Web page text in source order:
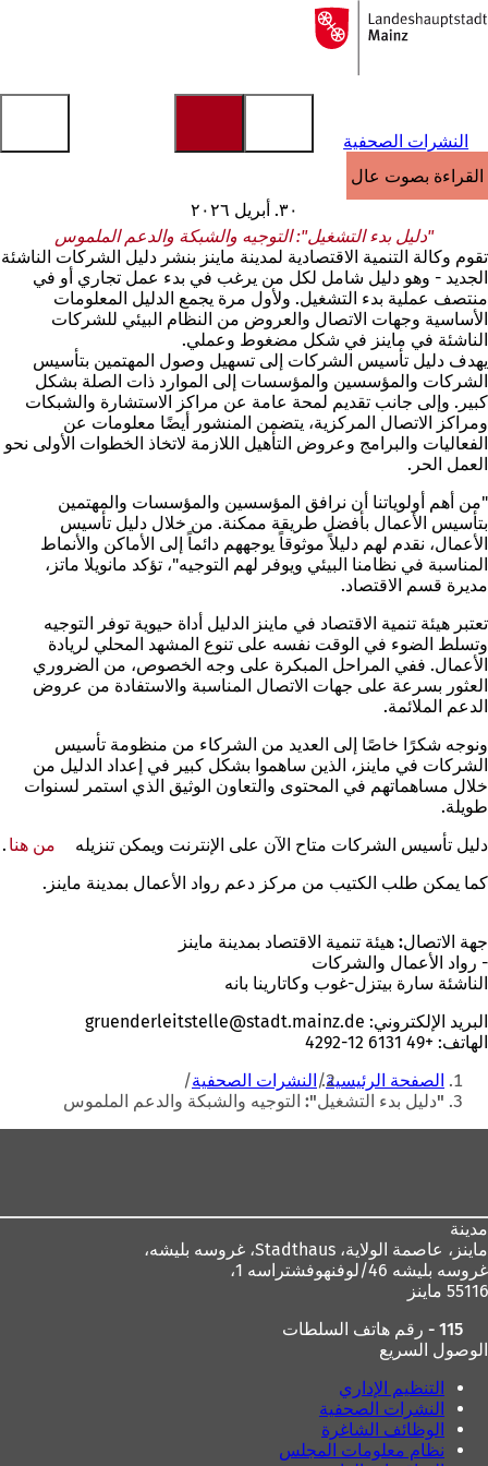
الانتقال إلى المحتوى
إلى
الصفحة
النشرات الصحفية
القراءة بصوت عالٍ
٣٠. أبريل ٢٠٢٦
"دليل بدء التشغيل": التوجيه والشبكة والدعم الملموس
تقوم وكالة التنمية الاقتصادية لمدينة ماينز بنشر دليل الشركات الناشئة
الجديد - وهو دليل شامل لكل من يرغب في بدء عمل تجاري أو في
منتصف عملية بدء التشغيل. ولأول مرة يجمع الدليل المعلومات
الأساسية وجهات الاتصال والعروض من النظام البيئي للشركات
الناشئة في ماينز في شكل مضغوط وعملي.
يهدف دليل تأسيس الشركات إلى تسهيل وصول المهتمين بتأسيس
الشركات والمؤسسين والمؤسسات إلى الموارد ذات الصلة بشكل
كبير. وإلى جانب تقديم لمحة عامة عن مراكز الاستشارة والشبكات
ومراكز الاتصال المركزية، يتضمن المنشور أيضًا معلومات عن
الفعاليات والبرامج وعروض التأهيل اللازمة لاتخاذ الخطوات الأولى نحو
العمل الحر.
"من أهم أولوياتنا أن نرافق المؤسسين والمؤسسات والمهتمين
بتأسيس الأعمال بأفضل طريقة ممكنة. من خلال دليل تأسيس
الأعمال، نقدم لهم دليلاً موثوقاً يوجههم دائماً إلى الأماكن والأنماط
المناسبة في نظامنا البيئي ويوفر لهم التوجيه"، تؤكد مانويلا ماتز،
مديرة قسم الاقتصاد.
تعتبر هيئة تنمية الاقتصاد في ماينز الدليل أداة حيوية توفر التوجيه
وتسلط الضوء في الوقت نفسه على تنوع المشهد المحلي لريادة
الأعمال. ففي المراحل المبكرة على وجه الخصوص، من الضروري
العثور بسرعة على جهات الاتصال المناسبة والاستفادة من عروض
الدعم الملائمة.
ونوجه شكرًا خاصًا إلى العديد من الشركاء من منظومة تأسيس
الشركات في ماينز، الذين ساهموا بشكل كبير في إعداد الدليل من
خلال مساهماتهم في المحتوى والتعاون الوثيق الذي استمر لسنوات
طويلة.
دليل تأسيس الشركات متاح الآن على الإنترنت ويمكن تنزيله
من هنا .
كما يمكن طلب الكتيب من مركز دعم رواد الأعمال بمدينة ماينز.
جهة الاتصال: هيئة تنمية الاقتصاد بمدينة ماينز
- رواد الأعمال والشركات
الناشئة سارة بيتزل-غوب وكاتارينا بانه
البريد الإلكتروني:
gruenderleitstelle stadt.mainz de
الهاتف: +49 6131 12-4292
أنت
هنا
الصفحة الرئيسية
النشرات الصحفية
"دليل بدء التشغيل": التوجيه والشبكة والدعم الملموس
مدينة
ماينز، عاصمة الولاية،
غروسه بليشه 46/لوفنهوفشتراسه 1،
55116 ماينز
115 - رقم هاتف السلطات
الوصول السريع
التنظيم الإداري
النشرات الصحفية
الوظائف الشاغرة
نظام معلومات المجلس